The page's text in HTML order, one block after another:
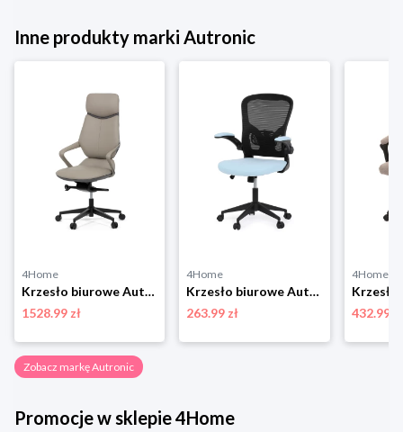
Inne produkty marki Autronic
4Home
Krzesło biurowe Autronic KA-T8426 GREY
1528.99 zł
4Home
Krzesło biurowe Autronic KA-V317 BLUE
263.99 zł
4Home
432.99 zł
Zobacz markę Autronic
Promocje w sklepie 4Home